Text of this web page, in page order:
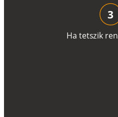
Ha tetszik ren
3